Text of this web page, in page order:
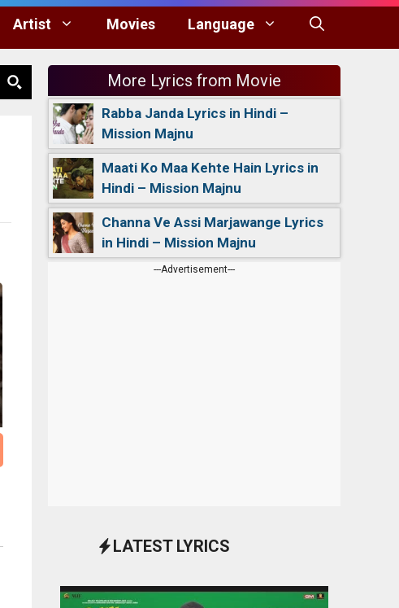
Artist Movies Language
More Lyrics from Movie
Rabba Janda Lyrics in Hindi –
Mission Majnu
Maati Ko Maa Kehte Hain Lyrics in
Hindi – Mission Majnu
Channa Ve Assi Marjawange Lyrics
in Hindi – Mission Majnu
---Advertisement---
LATEST LYRICS